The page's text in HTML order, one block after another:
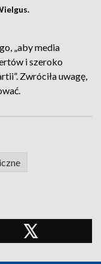
„aby media
i szeroko
Zwróciła uwagę,